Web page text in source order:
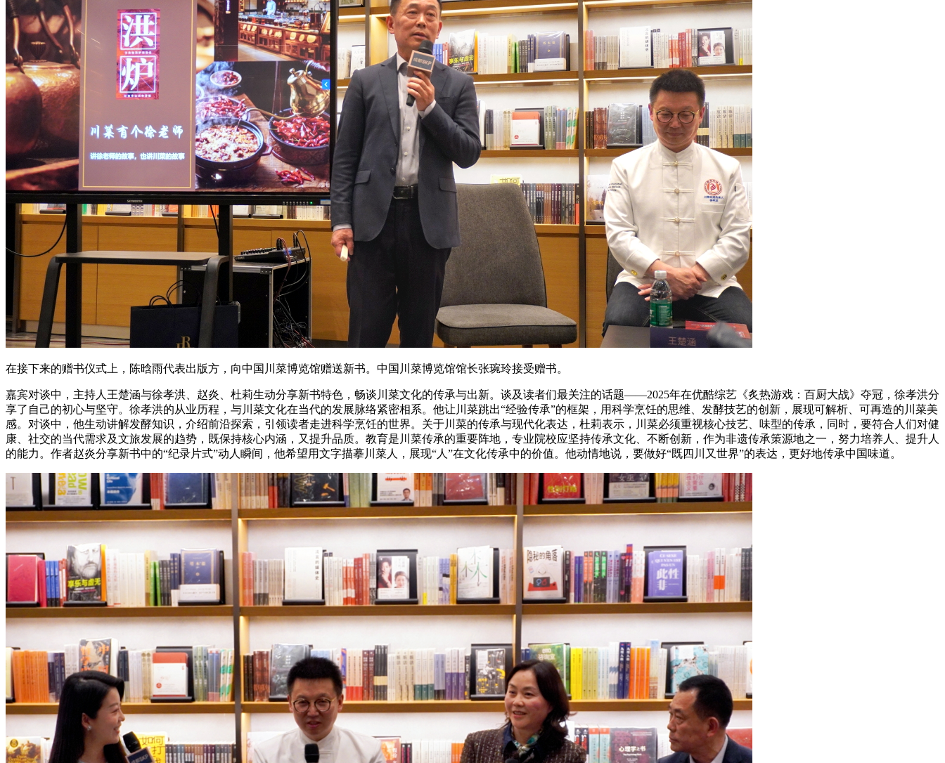
在接下来的赠书仪式上，陈晗雨代表出版方，向中国川菜博览馆赠送新书。中国川菜博览馆馆长张琬玲接受赠书。
嘉宾对谈中，主持人王楚涵与徐孝洪、赵炎、杜莉生动分享新书特色，畅谈川菜文化的传承与出新。谈及读者们最关注的话题——2025年在优酷综艺《炙热游戏：百厨大战》夺冠，徐孝洪分
享了自己的初心与坚守。徐孝洪的从业历程，与川菜文化在当代的发展脉络紧密相系。他让川菜跳出“经验传承”的框架，用科学烹饪的思维、发酵技艺的创新，展现可解析、可再造的川菜美
感。对谈中，他生动讲解发酵知识，介绍前沿探索，引领读者走进科学烹饪的世界。关于川菜的传承与现代化表达，杜莉表示，川菜必须重视核心技艺、味型的传承，同时，要符合人们对健
康、社交的当代需求及文旅发展的趋势，既保持核心内涵，又提升品质。教育是川菜传承的重要阵地，专业院校应坚持传承文化、不断创新，作为非遗传承策源地之一，努力培养人、提升人
的能力。作者赵炎分享新书中的“纪录片式”动人瞬间，他希望用文字描摹川菜人，展现“人”在文化传承中的价值。他动情地说，要做好“既四川又世界”的表达，更好地传承中国味道。